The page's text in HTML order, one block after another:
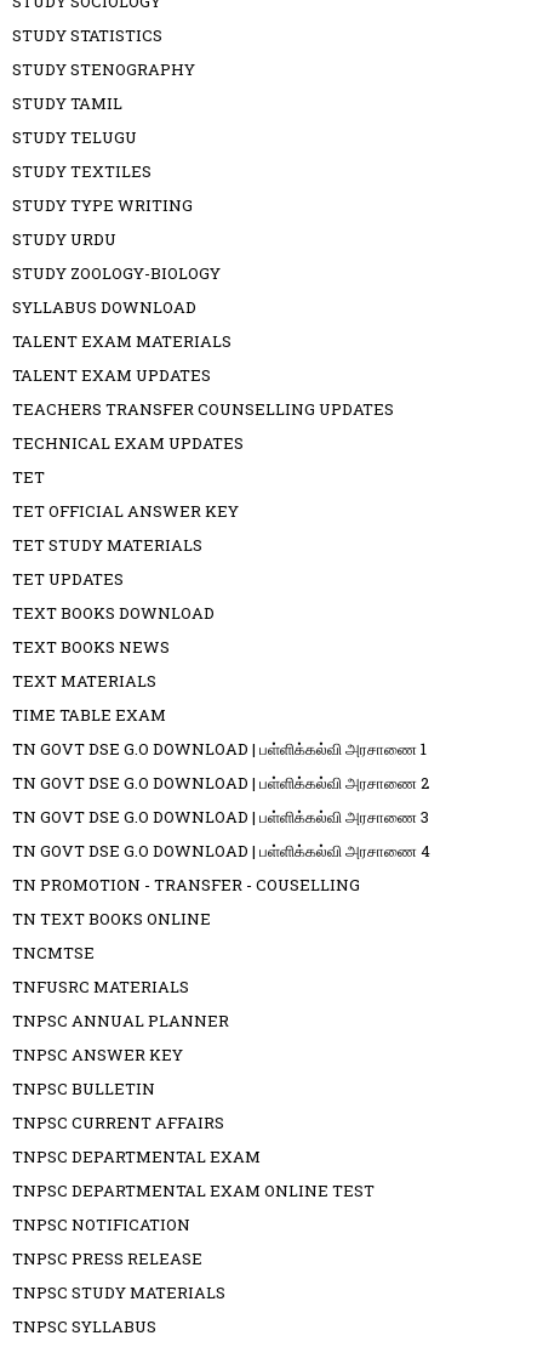
STUDY STATISTICS
STUDY STENOGRAPHY
STUDY TAMIL
STUDY TELUGU
STUDY TEXTILES
STUDY TYPE WRITING
STUDY URDU
STUDY ZOOLOGY-BIOLOGY
SYLLABUS DOWNLOAD
TALENT EXAM MATERIALS
TALENT EXAM UPDATES
TEACHERS TRANSFER COUNSELLING UPDATES
TECHNICAL EXAM UPDATES
TET
TET OFFICIAL ANSWER KEY
TET STUDY MATERIALS
TET UPDATES
TEXT BOOKS DOWNLOAD
TEXT BOOKS NEWS
TEXT MATERIALS
TIME TABLE EXAM
TN GOVT DSE G.O DOWNLOAD | பள்ளிக்கல்வி அரசாணை 1
TN GOVT DSE G.O DOWNLOAD | பள்ளிக்கல்வி அரசாணை 2
TN GOVT DSE G.O DOWNLOAD | பள்ளிக்கல்வி அரசாணை 3
TN GOVT DSE G.O DOWNLOAD | பள்ளிக்கல்வி அரசாணை 4
TN PROMOTION - TRANSFER - COUSELLING
TN TEXT BOOKS ONLINE
TNCMTSE
TNFUSRC MATERIALS
TNPSC ANNUAL PLANNER
TNPSC ANSWER KEY
TNPSC BULLETIN
TNPSC CURRENT AFFAIRS
TNPSC DEPARTMENTAL EXAM
TNPSC DEPARTMENTAL EXAM ONLINE TEST
TNPSC NOTIFICATION
TNPSC PRESS RELEASE
TNPSC STUDY MATERIALS
TNPSC SYLLABUS